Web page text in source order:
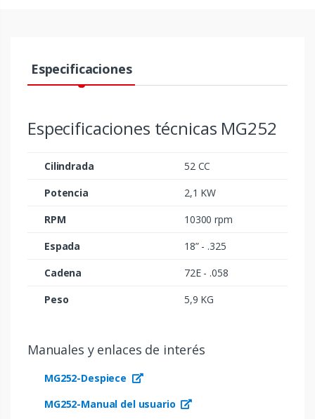
Especificaciones
Especificaciones técnicas MG252
Cilindrada
52 CC
Potencia
2,1 KW
RPM
10300 rpm
Espada
18” - .325
Cadena
72E - .058
Peso
5,9 KG
Manuales y enlaces de interés
MG252-Despiece
MG252-Manual del usuario